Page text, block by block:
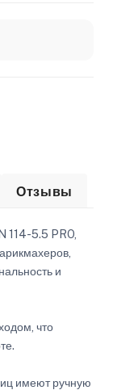
Отзывы
5.5 PRO,
и
что
имеют ручную